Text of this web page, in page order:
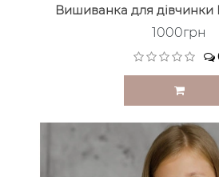
Вишиванка для дівчинки
1000грн